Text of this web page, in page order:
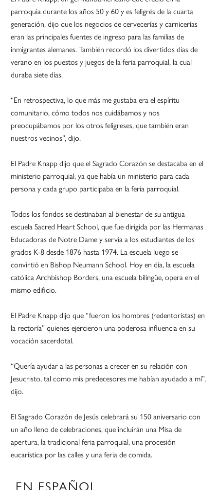
parroquia durante los años 50 y 60 y es feligrés de la cuarta
generación, dijo que los negocios de cervecerías y carnicerías
eran las principales fuentes de ingreso para las familias de
inmigrantes alemanes. También recordó los divertidos días de
verano en los puestos y juegos de la feria parroquial, la cual
duraba siete días.
“En retrospectiva, lo que más me gustaba era el espíritu
comunitario, cómo todos nos cuidábamos y nos
preocupábamos por los otros feligreses, que también eran
nuestros vecinos”, dijo.
El Padre Knapp dijo que el Sagrado Corazón se destacaba en el
ministerio parroquial, ya que había un ministerio para cada
persona y cada grupo participaba en la feria parroquial.
Todos los fondos se destinaban al bienestar de su antigua
escuela Sacred Heart School, que fue dirigida por las Hermanas
Educadoras de Notre Dame y servía a los estudiantes de los
grados K-8 desde 1876 hasta 1974. La escuela luego se
convirtió en Bishop Neumann School. Hoy en día, la escuela
católica Archbishop Borders, una escuela bilingüe, opera en el
mismo edificio.
El Padre Knapp dijo que “fueron los hombres (redentoristas) en
la rectoría” quienes ejercieron una poderosa influencia en su
vocación sacerdotal.
“Quería ayudar a las personas a crecer en su relación con
Jesucristo, tal como mis predecesores me habían ayudado a mí”,
dijo.
El Sagrado Corazón de Jesús celebrará su 150 aniversario con
un año lleno de celebraciones, que incluirán una Misa de
apertura, la tradicional feria parroquial, una procesión
eucarística por las calles y una feria de comida.
EN ESPAÑOL